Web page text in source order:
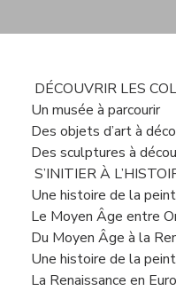
Contenu
gauche
DÉCOUVRIR LES
Un musée à parcourir
Des objets d’art à
Des sculptures à
S’INITIER À
Une histoire de la
Le Moyen Âge entre
Du Moyen Âge à la
Une histoire de la
La Renaissance en